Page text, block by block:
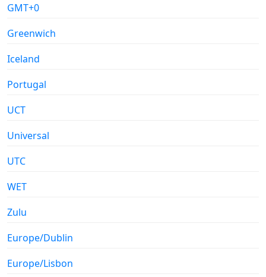
GMT+0
Greenwich
Iceland
Portugal
UCT
Universal
UTC
WET
Zulu
Europe/Dublin
Europe/Lisbon